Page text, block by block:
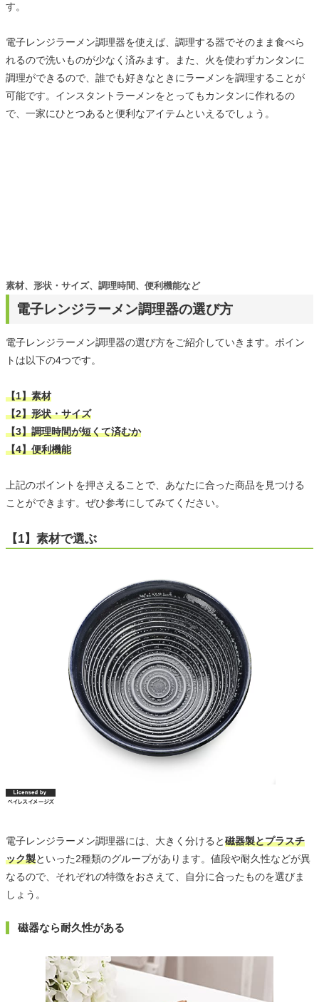
す。
電子レンジラーメン調理器を使えば、調理する器でそのまま食べら
れるので洗いものが少なく済みます。また、火を使わずカンタンに
調理ができるので、誰でも好きなときにラーメンを調理することが
可能です。インスタントラーメンをとってもカンタンに作れるの
で、一家にひとつあると便利なアイテムといえるでしょう。
電子レンジラーメン調理器の選び方
素材、形状・サイズ、調理時間、便利機能など
電子レンジラーメン調理器の選び方をご紹介していきます。ポイン
トは以下の4つです。
【1】素材
【2】形状・サイズ
【3】調理時間が短くて済むか
【4】便利機能
上記のポイントを押さえることで、あなたに合った商品を見つける
ことができます。ぜひ参考にしてみてください。
【1】素材で選ぶ
電子レンジラーメン調理器には、大きく分けると磁器製とプラスチ
ック製といった2種類のグループがあります。値段や耐久性などが異
なるので、それぞれの特徴をおさえて、自分に合ったものを選びま
しょう。
磁器なら耐久性がある